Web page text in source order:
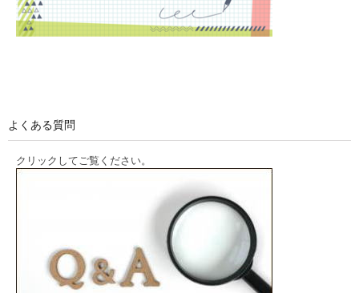
よくある質問
クリックしてご覧ください。